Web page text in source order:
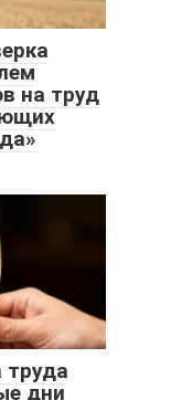
на труд
дни